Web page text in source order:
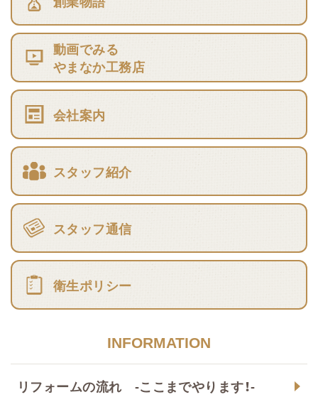
動画でみる
やまなか工務店
会社案内
スタッフ紹介
スタッフ通信
衛生ポリシー
INFORMATION
リフォームの流れ -ここまでやります！-